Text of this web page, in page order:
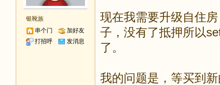
银靴族
串个门
加好友
打招呼
发消息
现在我需要升级自住
子，没有了抵押所以
了。
我的问题是，等买到